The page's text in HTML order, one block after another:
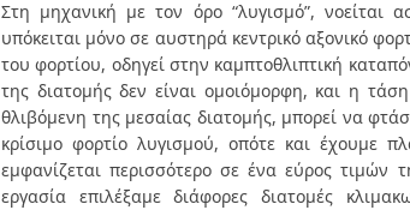
Στη μηχανική με τον όρο “λυγισμό”, νοείται
υπόκειται μόνο σε αυστηρά κεντρικό αξονικό
του φορτίου, οδηγεί στην καμπτοθλιπτική
της διατομής δεν είναι ομοιόμορφη, και η
θλιβόμενη της μεσαίας διατομής, μπορεί να
κρίσιμο φορτίο λυγισμού, οπότε και έχουμε
εμφανίζεται περισσότερο σε ένα εύρος
εργασία επιλέξαμε διάφορες διατομές